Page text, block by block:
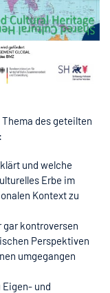
des geteilten
und welche
Erbe im
Kontext zu
kontroversen
Perspektiven
umgegangen
und